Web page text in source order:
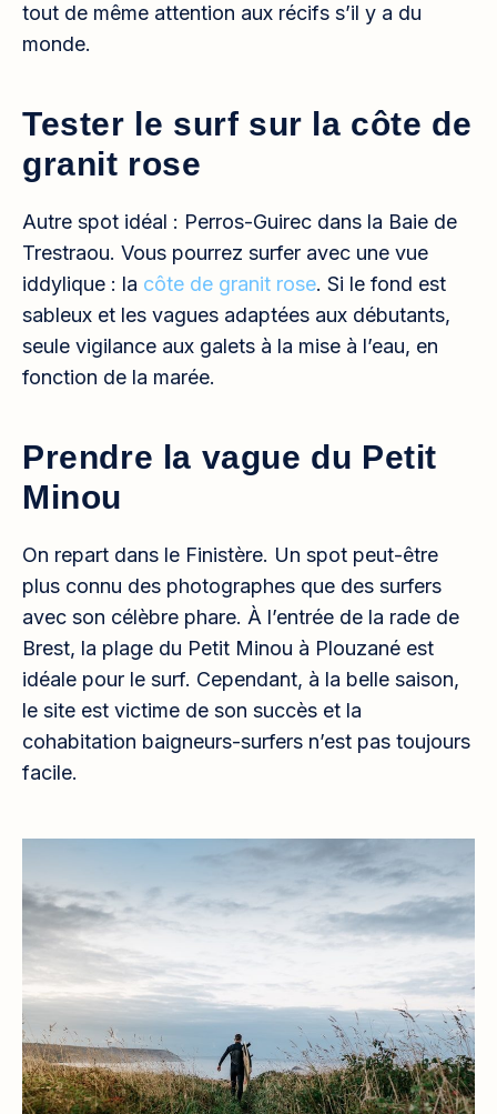
tout de même attention aux récifs s’il y a du
monde.
Tester le surf sur la côte de
granit rose
Autre spot idéal : Perros-Guirec dans la Baie de
Trestraou. Vous pourrez surfer avec une vue
iddylique : la côte de granit rose. Si le fond est
sableux et les vagues adaptées aux débutants,
seule vigilance aux galets à la mise à l’eau, en
fonction de la marée.
Prendre la vague du Petit
Minou
On repart dans le Finistère. Un spot peut-être
plus connu des photographes que des surfers
avec son célèbre phare. À l’entrée de la rade de
Brest, la plage du Petit Minou à Plouzané est
idéale pour le surf. Cependant, à la belle saison,
le site est victime de son succès et la
cohabitation baigneurs-surfers n’est pas toujours
facile.